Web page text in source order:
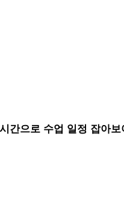
간으로 수업 일정 잡아보